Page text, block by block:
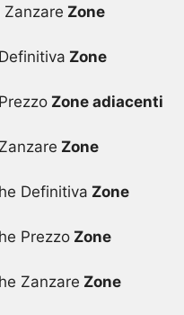
Zanzare Zone
Zone
Zone adiacenti
Zone
Definitiva Zone
Prezzo Zone
Zanzare Zone